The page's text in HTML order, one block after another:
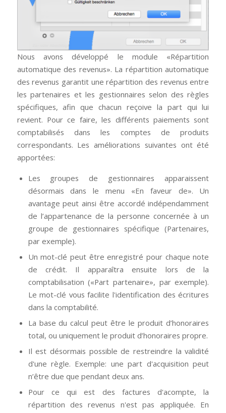
Nous avons développé le module «Répartition
automatique des revenus». La répartition automatique
des revenus garantit une répartition des revenus entre
les partenaires et les gestionnaires selon des règles
spécifiques, afin que chacun reçoive la part qui lui
revient. Pour ce faire, les différents paiements sont
comptabilisés dans les comptes de produits
correspondants. Les améliorations suivantes ont été
apportées:
Les groupes de gestionnaires apparaissent
désormais dans le menu «En faveur de». Un
avantage peut ainsi être accordé indépendamment
de l’appartenance de la personne concernée à un
groupe de gestionnaires spécifique (Partenaires,
par exemple).
Un mot-clé peut être enregistré pour chaque note
de crédit. Il apparaîtra ensuite lors de la
comptabilisation («Part partenaire», par exemple).
Le mot-clé vous facilite l'identification des écritures
dans la comptabilité.
La base du calcul peut être le produit d’honoraires
total, ou uniquement le produit d’honoraires propre.
Il est désormais possible de restreindre la validité
d'une règle. Exemple: une part d'acquisition peut
n’être due que pendant deux ans.
Pour ce qui est des factures d'acompte, la
répartition des revenus n'est pas appliquée. En